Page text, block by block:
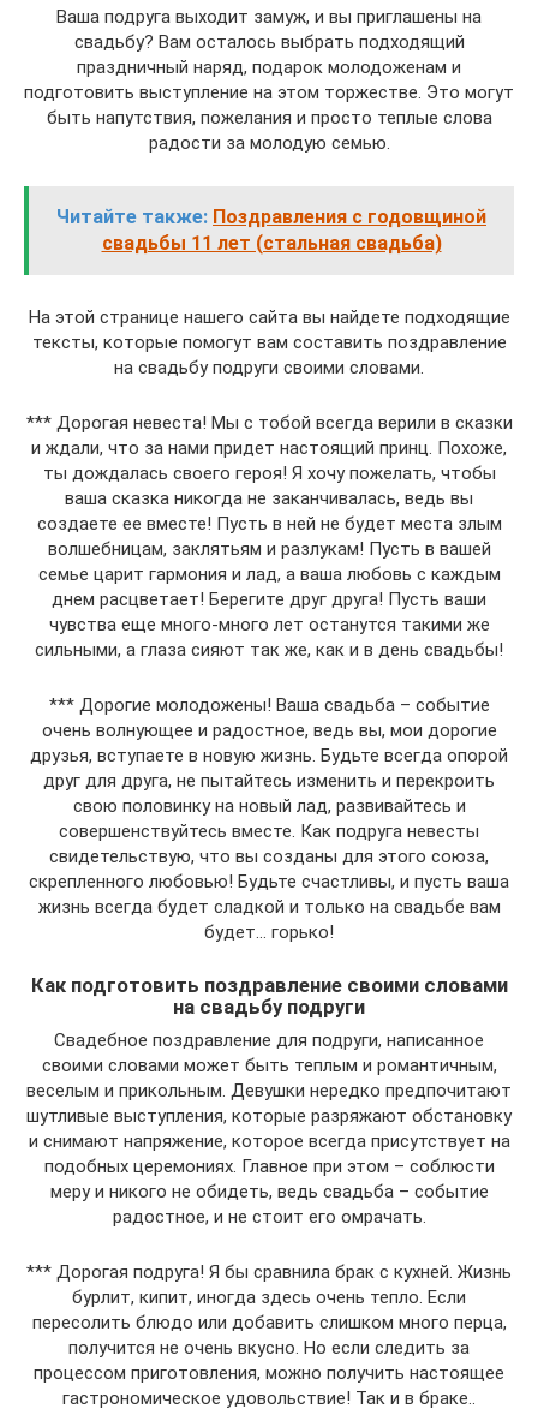
Ваша подруга выходит замуж, и вы приглашены на
свадьбу? Вам осталось выбрать подходящий
праздничный наряд, подарок молодоженам и
подготовить выступление на этом торжестве. Это могут
быть напутствия, пожелания и просто теплые слова
радости за молодую семью.
Читайте также: Поздравления с годовщиной
свадьбы 11 лет (стальная свадьба)
На этой странице нашего сайта вы найдете подходящие
тексты, которые помогут вам составить поздравление
на свадьбу подруги своими словами.
*** Дорогая невеста! Мы с тобой всегда верили в сказки
и ждали, что за нами придет настоящий принц. Похоже,
ты дождалась своего героя! Я хочу пожелать, чтобы
ваша сказка никогда не заканчивалась, ведь вы
создаете ее вместе! Пусть в ней не будет места злым
волшебницам, заклятьям и разлукам! Пусть в вашей
семье царит гармония и лад, а ваша любовь с каждым
днем расцветает! Берегите друг друга! Пусть ваши
чувства еще много-много лет останутся такими же
сильными, а глаза сияют так же, как и в день свадьбы!
*** Дорогие молодожены! Ваша свадьба – событие
очень волнующее и радостное, ведь вы, мои дорогие
друзья, вступаете в новую жизнь. Будьте всегда опорой
друг для друга, не пытайтесь изменить и перекроить
свою половинку на новый лад, развивайтесь и
совершенствуйтесь вместе. Как подруга невесты
свидетельствую, что вы созданы для этого союза,
скрепленного любовью! Будьте счастливы, и пусть ваша
жизнь всегда будет сладкой и только на свадьбе вам
будет… горько!
Как подготовить поздравление своими словами
на свадьбу подруги
Свадебное поздравление для подруги, написанное
своими словами может быть теплым и романтичным,
веселым и прикольным. Девушки нередко предпочитают
шутливые выступления, которые разряжают обстановку
и снимают напряжение, которое всегда присутствует на
подобных церемониях. Главное при этом – соблюсти
меру и никого не обидеть, ведь свадьба – событие
радостное, и не стоит его омрачать.
*** Дорогая подруга! Я бы сравнила брак с кухней. Жизнь
бурлит, кипит, иногда здесь очень тепло. Если
пересолить блюдо или добавить слишком много перца,
получится не очень вкусно. Но если следить за
процессом приготовления, можно получить настоящее
гастрономическое удовольствие! Так и в браке..